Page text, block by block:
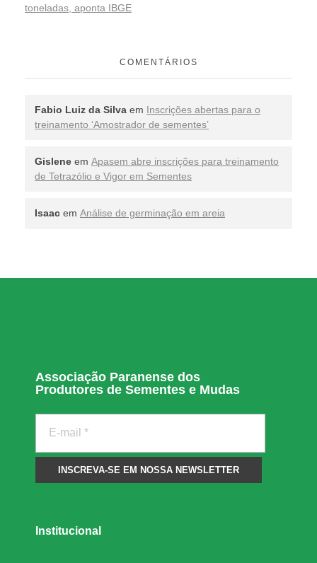
toneladas, aponta IBGE
COMENTÁRIOS
Fabio Luiz da Silva em Inscrições abertas para o
treinamento ‘Amostrador de sementes’
Gislene em Apasem abre inscrições para treinamento
de Tetrazólio e Vigor em Sementes
Isaac em Análise de germinação em areia
Associação Paranense dos
Produtores de Sementes e Mudas
Institucional